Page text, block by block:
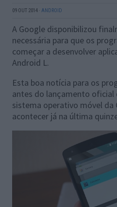
09 OUT 2014 · ANDROID
A Google disponibilizou
necessária para que os
começar a desenvolver
Android L.
Esta boa notícia para os
antes do lançamento oficial
sistema operativo móvel da
acontecer já na última